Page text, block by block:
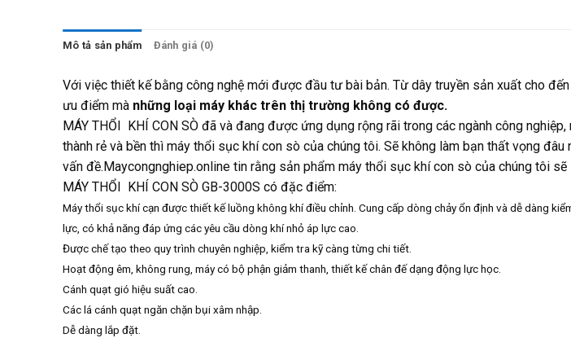
Mô tả sản phẩm Đánh giá (0)
Với việc thiết kế bằng công nghệ mới được đầu tư bài bản. Từ dây truyền sản xuất cho
ưu điểm mà những loại máy khác trên thị trường không có được.
MÁY THỔI KHÍ CON SÒ đã và đang được ứng dụng rộng rãi trong các ngành công
thành rẻ và bền thì máy thổi sục khí con sò của chúng tôi. Sẽ không làm bạn thất vọng
vấn đề.Maycongnghiep.online tin rằng sản phẩm máy thổi sục khí con sò của chúng tôi
MÁY THỔI KHÍ CON SÒ GB-3000S có đặc điểm:
Máy thổi sục khí cạn được thiết kế luồng không khí điều chỉnh. Cung cấp dòng chảy ổn định và dễ dàng
lực, có khả năng đáp ứng các yêu cầu dòng khí nhỏ áp lực cao.
Được chế tạo theo quy trình chuyên nghiệp, kiểm tra kỹ càng từng chi tiết.
Hoạt động êm, không rung, máy có bộ phận giảm thanh, thiết kế chân đế dạng động lực học.
Cánh quạt gió hiệu suất cao.
Các lá cánh quạt ngăn chặn bụi xâm nhập.
Dễ dàng lắp đặt.